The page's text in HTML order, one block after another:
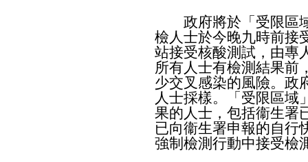
政府將於「受限區域
檢人士於今晚九時前接
站接受核酸測試，由專
所有人士有檢測結果前
少交叉感染的風險。政
人士採樣。「受限區域
果的人士，包括衞生署
已向衞生署申報的自行
強制檢測行動中接受檢